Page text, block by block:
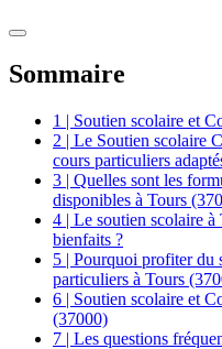
Sommaire
1 | Soutien scolaire et
2 | Le Soutien scolaire
cours particuliers
3 | Quelles sont les
disponibles à Tours
4 | Le soutien scolaire
bienfaits ?
5 | Pourquoi profiter du
particuliers à Tours
6 | Soutien scolaire et
(37000)
7 | Les questions